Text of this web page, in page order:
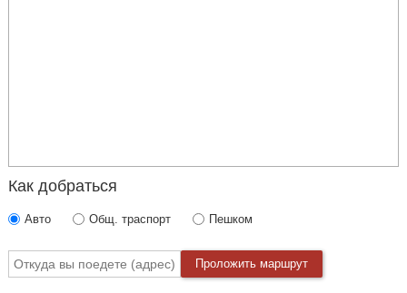
Как добраться
Авто Общ. траспорт Пешком
Проложить маршрут